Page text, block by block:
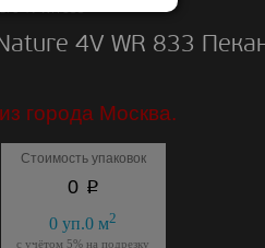
4V WR 833
4V WR 833
города Москва.
Стоимость упаковок
0 p
0 уп.0 м2
с учётом 5% на подрезку